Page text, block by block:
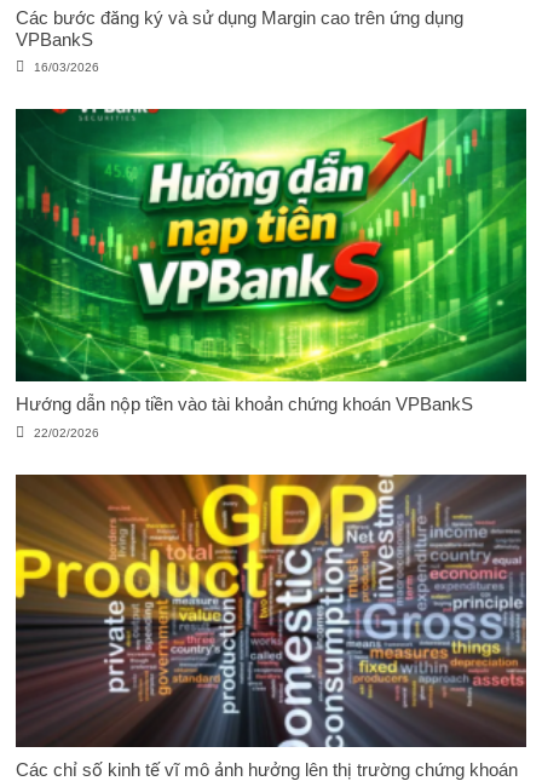
Các bước đăng ký và sử dụng Margin cao trên ứng dụng
VPBankS
16/03/2026
Hướng dẫn nộp tiền vào tài khoản chứng khoán VPBankS
22/02/2026
Các chỉ số kinh tế vĩ mô ảnh hưởng lên thị trường chứng khoán